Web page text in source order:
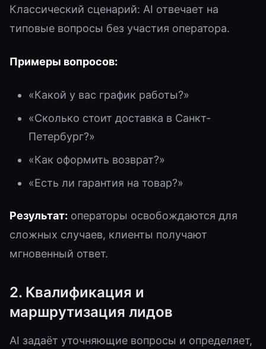
Классический сценарий: AI отвечает на
типовые вопросы без участия оператора.
Примеры вопросов:
«Какой у вас график работы?»
«Сколько стоит доставка в Санкт-
Петербург?»
«Как оформить возврат?»
«Есть ли гарантия на товар?»
Результат: операторы освобождаются для
сложных случаев, клиенты получают
мгновенный ответ.
2. Квалификация и
маршрутизация лидов
AI задаёт уточняющие вопросы и определяет,